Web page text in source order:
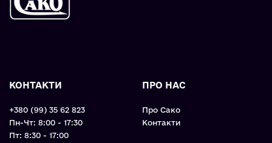
КОНТАКТИ
+380 (99) 35 62 823
Пн-Чт: 8:00 - 17:30
Пт: 8:30 - 17:00
ПРО НАС
Про Сако
Контакти